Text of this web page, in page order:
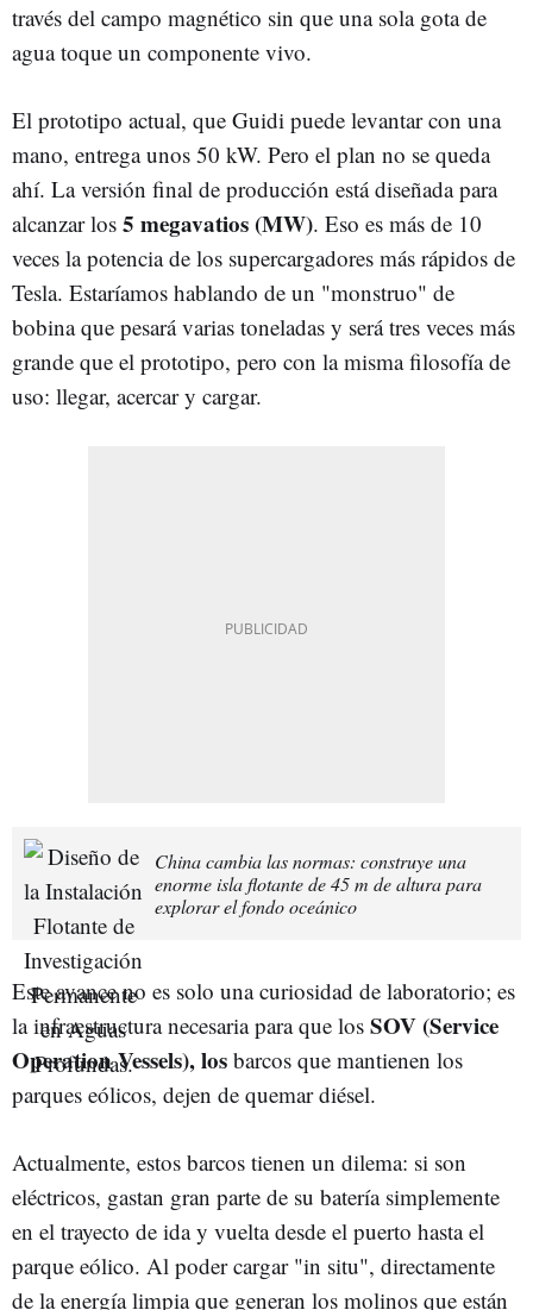
través del campo magnético sin que una sola gota de
agua toque un componente vivo.
El prototipo actual, que Guidi puede levantar con una
mano, entrega unos 50 kW. Pero el plan no se queda
ahí. La versión final de producción está diseñada para
alcanzar los 5 megavatios (MW). Eso es más de 10
veces la potencia de los supercargadores más rápidos de
Tesla. Estaríamos hablando de un "monstruo" de
bobina que pesará varias toneladas y será tres veces más
grande que el prototipo, pero con la misma filosofía de
uso: llegar, acercar y cargar.
China cambia las normas: construye una
enorme isla flotante de 45 m de altura para
explorar el fondo oceánico
Este avance no es solo una curiosidad de laboratorio; es
la infraestructura necesaria para que los SOV (Service
Operation Vessels), los barcos que mantienen los
parques eólicos, dejen de quemar diésel.
Actualmente, estos barcos tienen un dilema: si son
eléctricos, gastan gran parte de su batería simplemente
en el trayecto de ida y vuelta desde el puerto hasta el
parque eólico. Al poder cargar "in situ", directamente
de la energía limpia que generan los molinos que están